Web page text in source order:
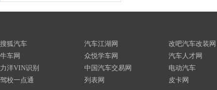
搜狐汽车
牛车网
力洋VIN识别
驾校一点通
汽车江湖网
众悦学车网
中国汽车交易网
列表网
改吧汽车改装网
汽车人才网
电动汽车
皮卡网